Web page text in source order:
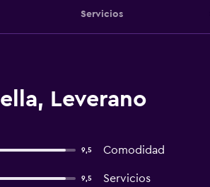
Servicios
Leverano
9,5 Comodidad
9,5 Servicios